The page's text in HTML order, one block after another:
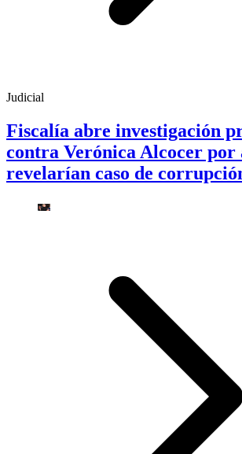
Judicial
Fiscalía abre investigación
contra Verónica Alcocer por
revelarían caso de